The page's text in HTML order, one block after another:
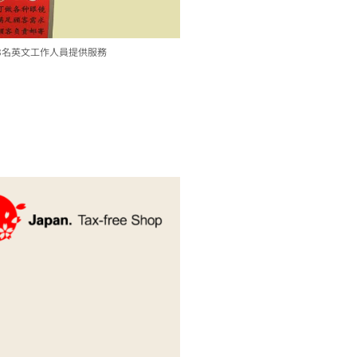
英文工作人員提供服務